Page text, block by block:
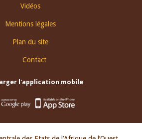
Vidéos
Mentions légales
Plan du site
Contact
l'application mobile